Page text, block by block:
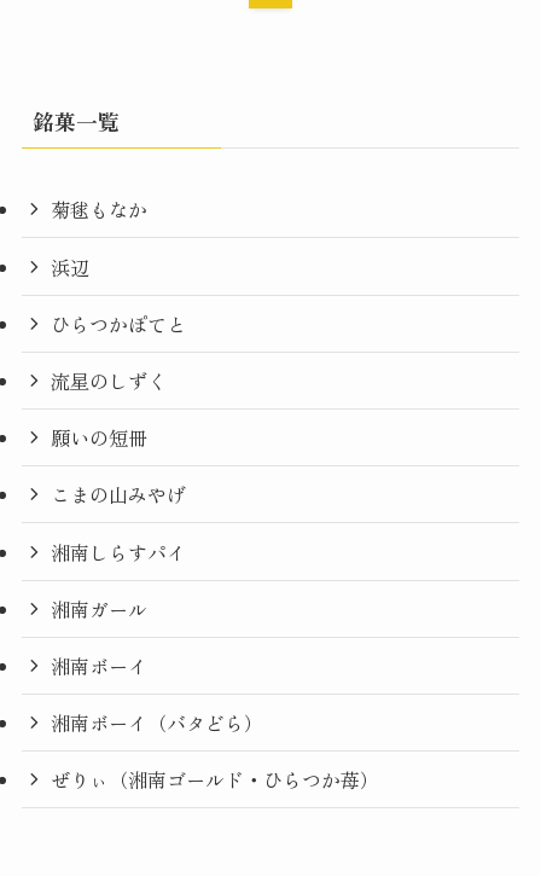
銘菓一覧
菊毬もなか
浜辺
ひらつかぽてと
流星のしずく
願いの短冊
こまの山みやげ
湘南しらすパイ
湘南ガール
湘南ボーイ
湘南ボーイ（バタどら）
ぜりぃ（湘南ゴールド・ひらつか苺）